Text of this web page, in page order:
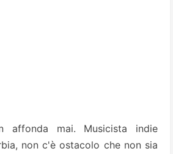
affonda mai. Musicista indie
non c'è ostacolo che non sia